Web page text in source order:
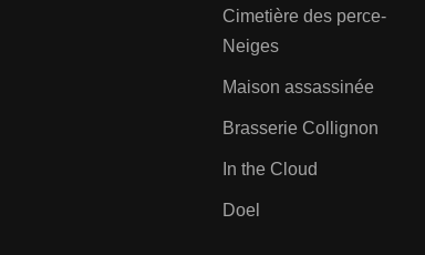
Cimetière des perce-
Neiges
Maison assassinée
Brasserie Collignon
In the Cloud
Doel